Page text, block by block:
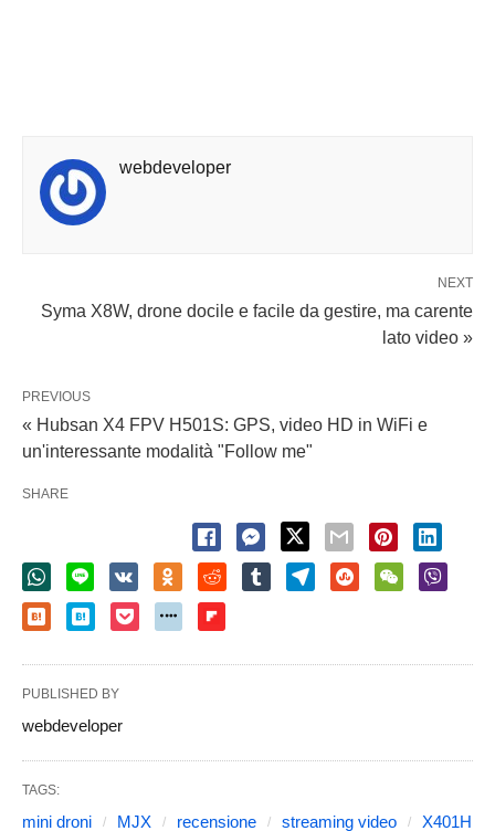
webdeveloper
NEXT
Syma X8W, drone docile e facile da gestire, ma carente
lato video »
PREVIOUS
« Hubsan X4 FPV H501S: GPS, video HD in WiFi e
un'interessante modalità "Follow me"
SHARE
PUBLISHED BY
webdeveloper
TAGS:
mini droni MJX recensione streaming video X401H